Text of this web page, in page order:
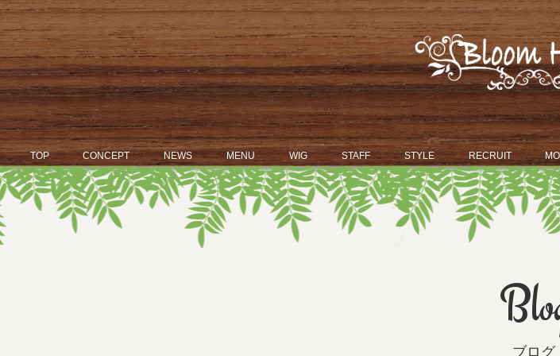
TOP CONCEPT NEWS MENU WIG STAFF STYLE RECRUIT
ブログ